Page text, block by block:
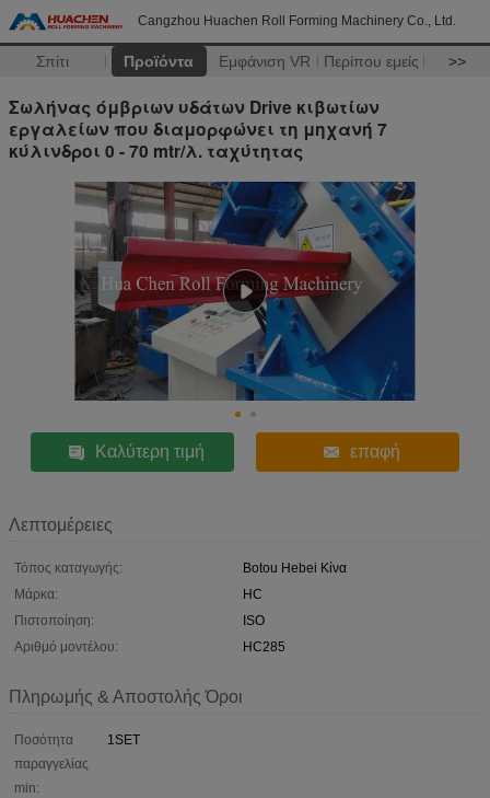
Cangzhou Huachen Roll Forming Machinery Co., Ltd.
Σπίτι Προϊόντα Εμφάνιση VR Περίπου εμείς >>
Σωλήνας όμβριων υδάτων Drive κιβωτίων
εργαλείων που διαμορφώνει τη μηχανή 7
κύλινδροι 0 - 70 mtr/λ. ταχύτητας
Καλύτερη τιμή επαφή
Λεπτομέρειες
Τόπος καταγωγής:
Botou Hebei Κίνα
Μάρκα:
HC
Πιστοποίηση:
ISO
Αριθμό μοντέλου:
HC285
Πληρωμής & Αποστολής Όροι
Ποσότητα
παραγγελίας
min:
1SET